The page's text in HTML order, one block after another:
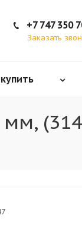
+7 747 350
Заказать